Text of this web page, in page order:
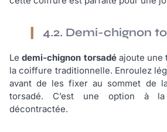
4.2. Demi-chignon
Ledemi-chignon torsadéajoute une
la coiffure traditionnelle. Enroulez
avant de les fixer au sommet de
torsadé. C’est une option à
décontractée.